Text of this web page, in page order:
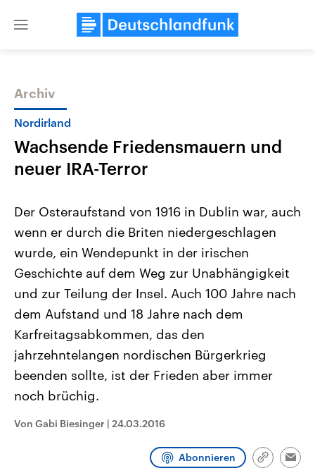
Close
Themen
Landtagswahl Sachsen-Anhalt
2026
Alle Informationen
Sachsen-Anhalt wählt am 6.
September 2026 einen neuen
Landtag. Seit 2021 wird das
Bundesland von einer Koalition aus
Umfragen, Prognosen,
Wahlprogramme, aktuelle Berichte
und Hintergründe zu den Parteien
und Kandidaten der anstehenden
Wahl.
USA
Aktuelle Beiträge,
Hintergründe
Wirtschaftlich und
gehören die Vereinigten
den mächtigsten Ländern
mit großem Einfluss auf
Sendungen Programm Podcasts
Audio-Archiv
Archiv
Nordirland
Wachsende Friedensmauern und
neuer IRA-Terror
Der Osteraufstand von 1916 in Dublin war, auch
wenn er durch die Briten niedergeschlagen
wurde, ein Wendepunkt in der irischen
Geschichte auf dem Weg zur Unabhängigkeit
und zur Teilung der Insel. Auch 100 Jahre nach
dem Aufstand und 18 Jahre nach dem
Karfreitagsabkommen, das den
jahrzehntelangen nordischen Bürgerkrieg
beenden sollte, ist der Frieden aber immer
noch brüchig.
Von Gabi Biesinger | 24.03.2016
Abonnieren
Link